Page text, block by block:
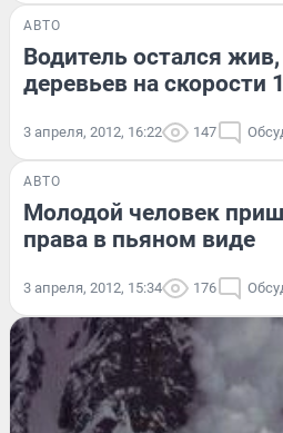
АВТО
Водитель остался
деревьев на скорости
3 апреля, 2012, 16:22 147
АВТО
Молодой человек
права в пьяном виде
3 апреля, 2012, 15:34 176